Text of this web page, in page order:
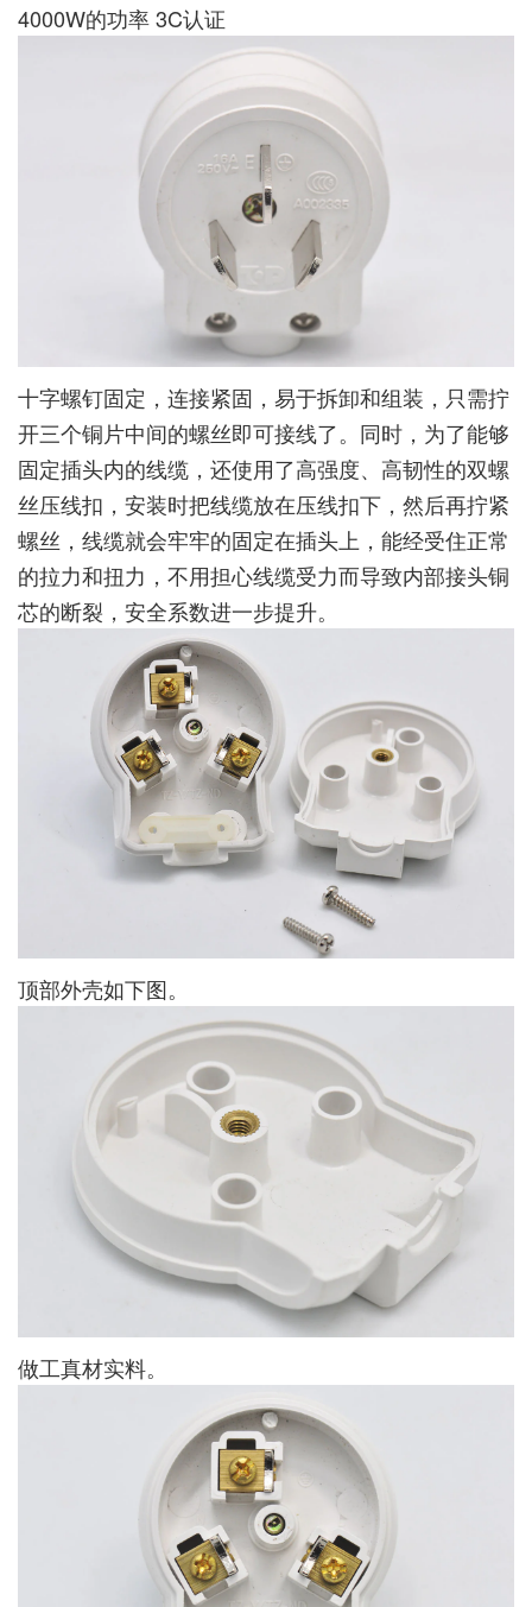
4000W的功率 3C认证
十字螺钉固定，连接紧固，易于拆卸和组装，只需拧
开三个铜片中间的螺丝即可接线了。同时，为了能够
固定插头内的线缆，还使用了高强度、高韧性的双螺
丝压线扣，安装时把线缆放在压线扣下，然后再拧紧
螺丝，线缆就会牢牢的固定在插头上，能经受住正常
的拉力和扭力，不用担心线缆受力而导致内部接头铜
芯的断裂，安全系数进一步提升。
顶部外壳如下图。
做工真材实料。